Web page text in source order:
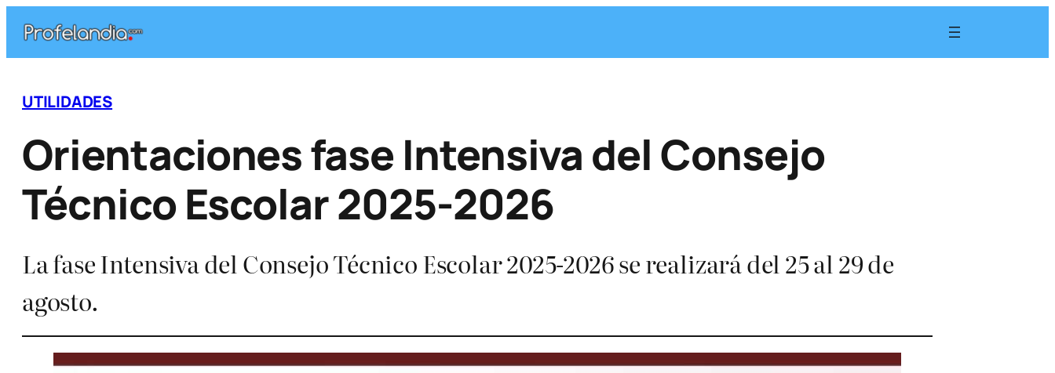
contenido
UTILIDADES
Orientaciones fase Intensiva del Consejo
Técnico Escolar 2025-2026
La fase Intensiva del Consejo Técnico Escolar 2025-2026 se realizará del 25 al 29 de
agosto.